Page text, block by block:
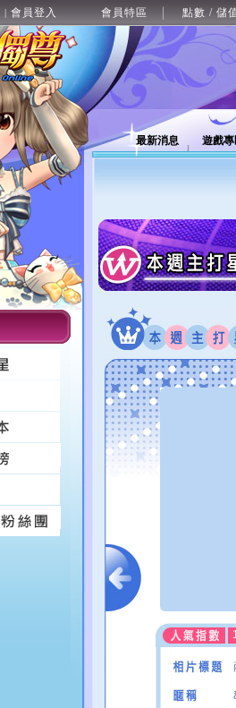
| 會員登入 會員特區 點數 / 儲
最新消息 遊戲